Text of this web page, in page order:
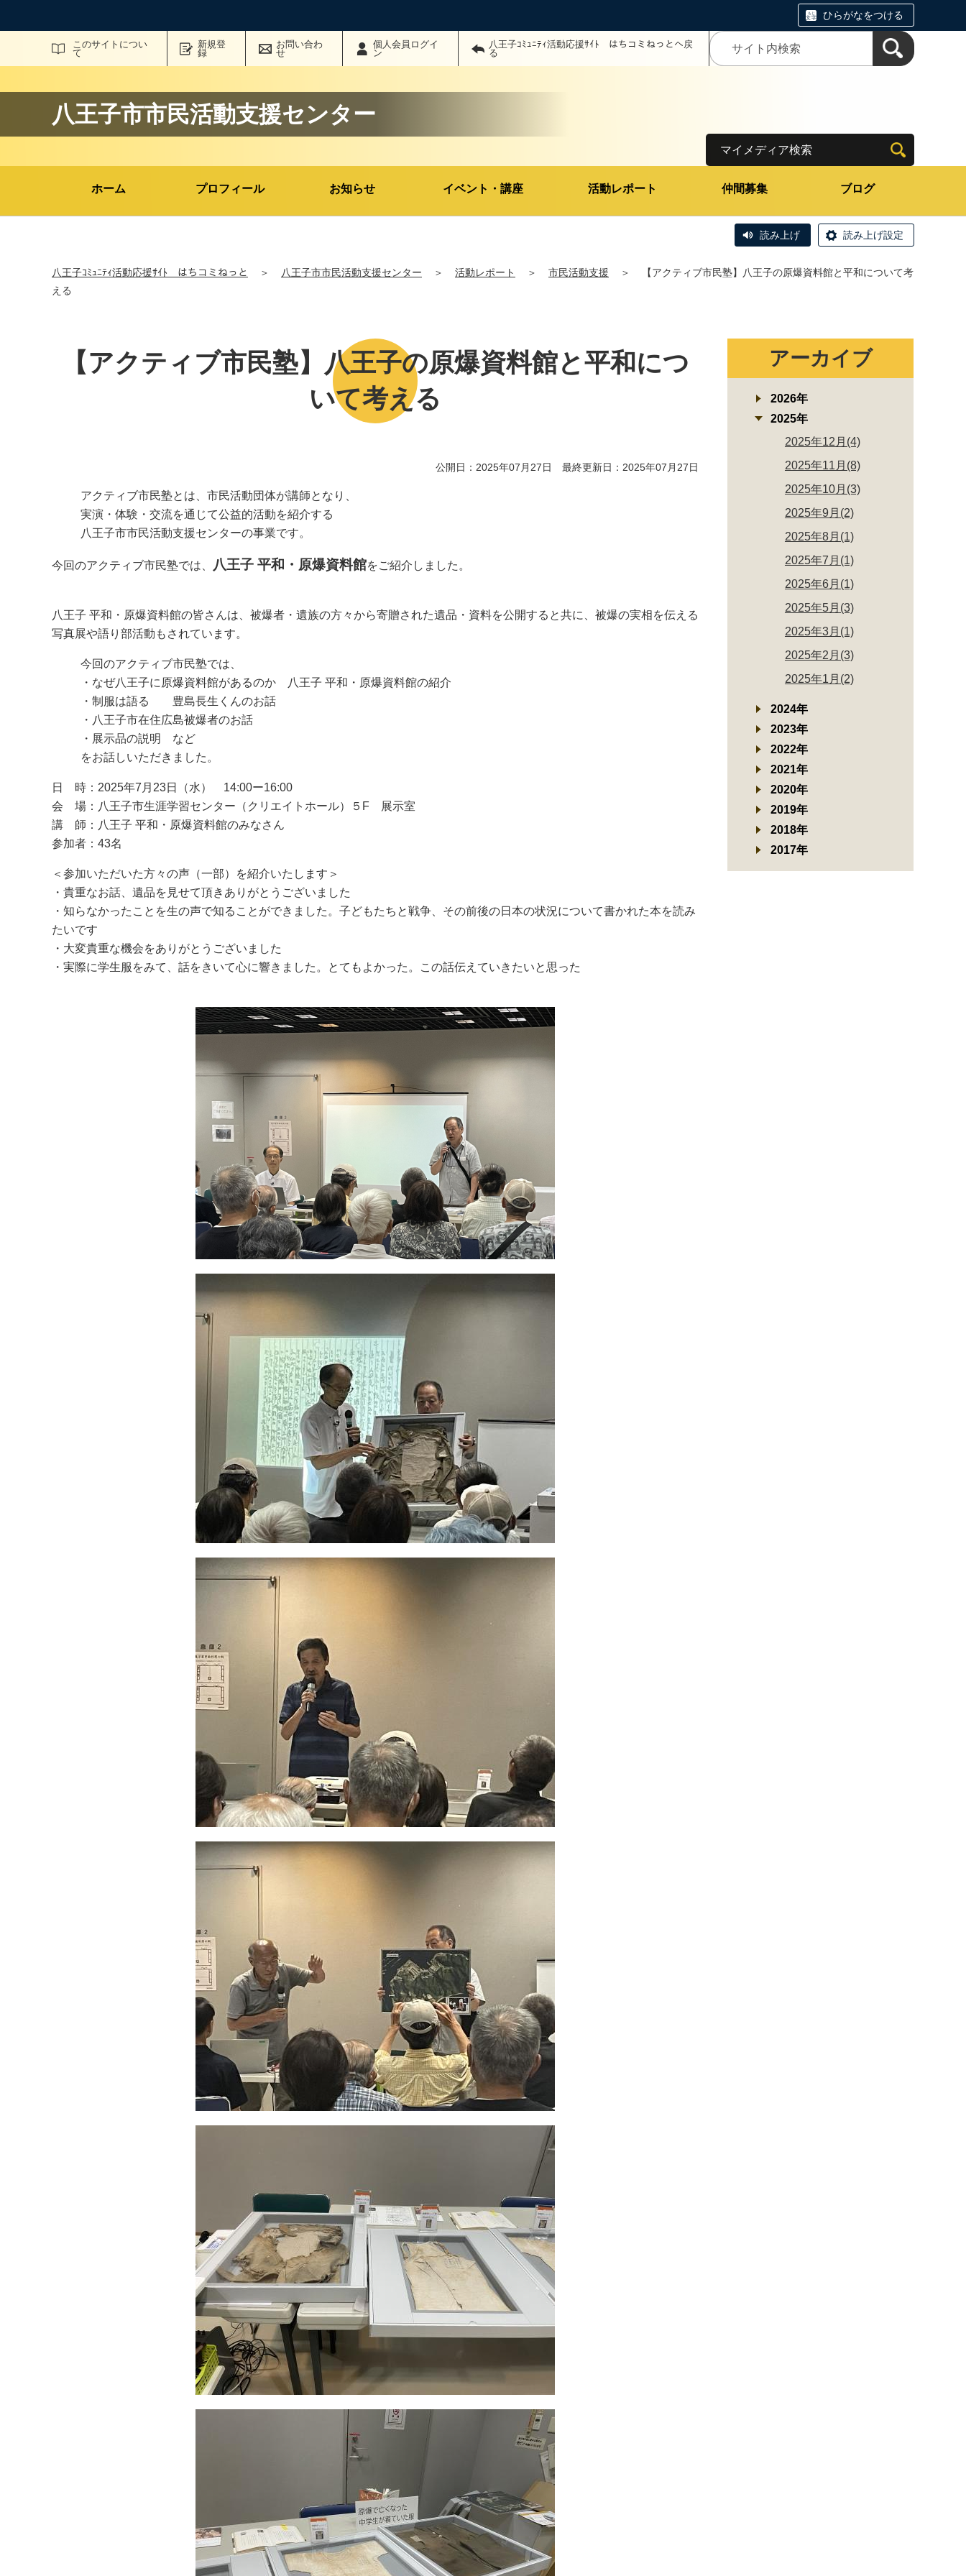
ひらがなをつける
このサイトについ
て
新規登
録
お問い合わ
せ
個人会員ログイ
ン
八王子ｺﾐｭﾆﾃｨ活動応援ｻｲﾄ はちコミねっとへ戻
る
サイト内検索
八王子市市民活動支援センター
ホーム プロフィール お知らせ イベント・講座 活動レポート 仲間募集 ブログ
マイメディア検索
読み上げ 読み上げ設定
八王子ｺﾐｭﾆﾃｨ活動応援ｻｲﾄ はちコミねっと ＞ 八王子市市民活動支援センター ＞ 活動レポート ＞ 市民活動支援 ＞
【アクティブ市民塾】八王子の原爆資料館と平和について考
える
【アクティブ市民塾】八王子の原爆資料館と平和につ
いて考える
公開日：2025年07月27日 最終更新日：2025年07月27日
アクティブ市民塾とは、市民活動団体が講師となり、
実演・体験・交流を通じて公益的活動を紹介する
八王子市市民活動支援センターの事業です。
今回のアクティブ市民塾では、 八王子 平和・原爆資料館をご紹介しました。
八王子 平和・原爆資料館の皆さんは、被爆者・遺族の方々から寄贈された遺品・資料を公開すると共に、被爆の実相を伝える
写真展や語り部活動もされています。
今回のアクティブ市民塾では、
・なぜ八王子に原爆資料館があるのか 八王子 平和・原爆資料館の紹介
・制服は語る 豊島長生くんのお話
・八王子市在住広島被爆者のお話
・展示品の説明 など
をお話しいただきました。
日 時：2025年7月23日（水） 14:00ー16:00
会 場：八王子市生涯学習センター（クリエイトホール）５F 展示室
講 師：八王子 平和・原爆資料館のみなさん
参加者：43名
＜参加いただいた方々の声（一部）を紹介いたします＞
・貴重なお話、遺品を見せて頂きありがとうございました
・知らなかったことを生の声で知ることができました。子どもたちと戦争、その前後の日本の状況について書かれた本を読み
たいです
・大変貴重な機会をありがとうございました
・実際に学生服をみて、話をきいて心に響きました。とてもよかった。この話伝えていきたいと思った
アーカイブ
2026年
2025年
2025年12月(4)
2025年11月(8)
2025年10月(3)
2025年9月(2)
2025年8月(1)
2025年7月(1)
2025年6月(1)
2025年5月(3)
2025年3月(1)
2025年2月(3)
2025年1月(2)
2024年
2023年
2022年
2021年
2020年
2019年
2018年
2017年